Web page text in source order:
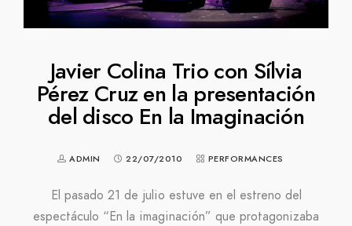
Javier Colina Trio con Sílvia
Pérez Cruz en la presentación
del disco En la Imaginación
ADMIN 22/07/2010 PERFORMANCES
El pasado 21 de julio estuve en el estreno del
espectáculo “En la imaginación” que protagonizaba